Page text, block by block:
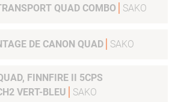
QUAD COMBO SAKO
DE CANON QUAD SAKO
FINNFIRE II 5CPS
VERT-BLEU
SAKO